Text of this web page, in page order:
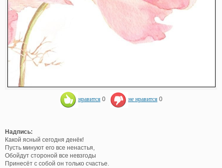
нравится 0 не нравится 0
Надпись:
Какой ясный сегодня денёк!
Пусть минуют его все ненастья,
Обойдут стороной все невзгоды
Принесёт с собой он только счастье.